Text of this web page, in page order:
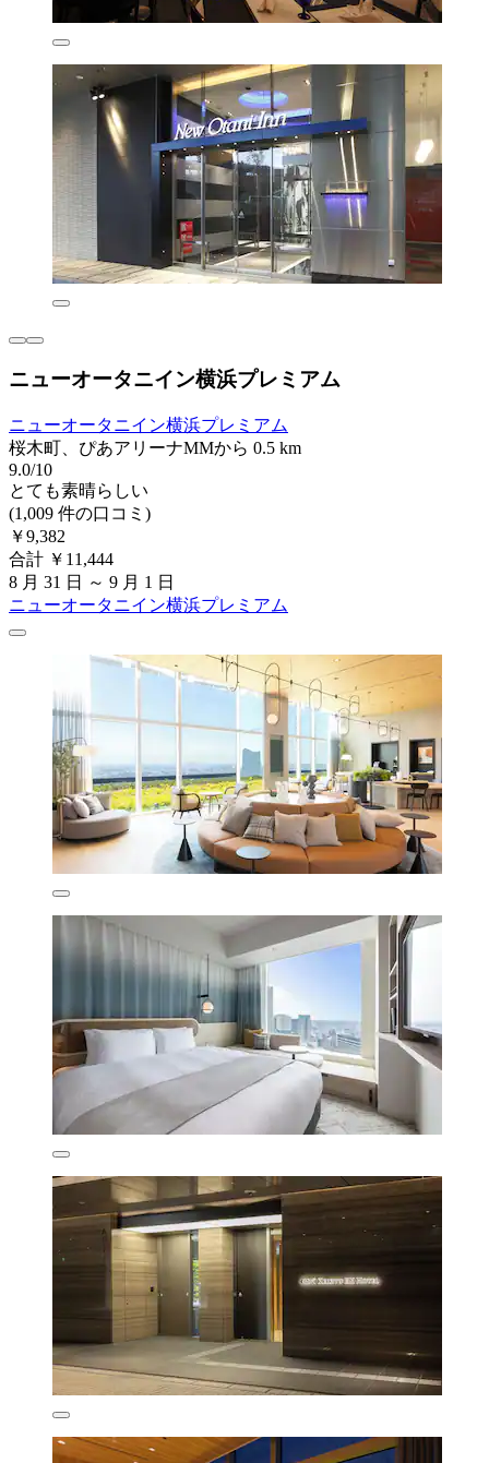
ニューオータニイン横浜プレミアム
ニューオータニイン横浜プレミアム
桜木町、ぴあアリーナMMから 0.5 km
9.0/10
とても素晴らしい
(1,009 件の口コミ)
￥9,382
合計 ￥11,444
8 月 31 日 ～ 9 月 1 日
ニューオータニイン横浜プレミアム